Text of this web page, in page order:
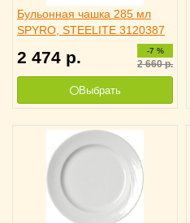
Бульонная чашка 285 мл
SPYRO, STEELITE 3120387
2 474 р. -7 %
2 660р.
Выбрать